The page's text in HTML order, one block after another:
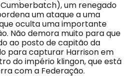
um renegado
um ataque a uma
oculta uma importante
Não demora muito para que
ao posto de capitão da
para capturar Harrison em
do império klingon, que está
com a Federação.